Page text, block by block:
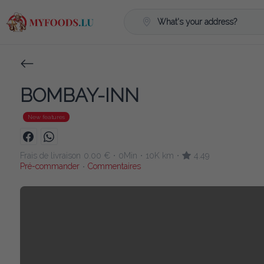
What's your address?
BOMBAY-INN
New features
Frais de livraison 0.00 € • 0Min • 10K km •
4.49
Pré-commander • Commentaires